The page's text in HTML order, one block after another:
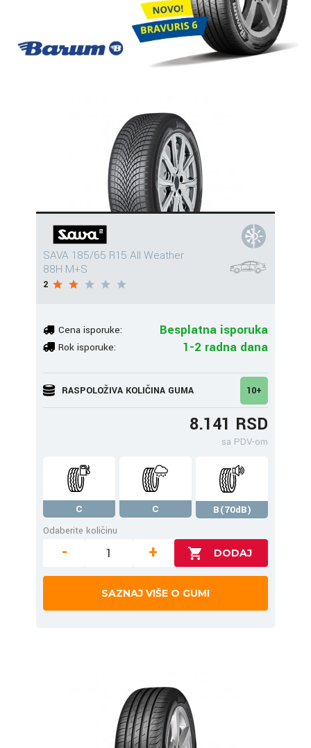
SAVA 185/65 R15 All Weather
88H M+S
2
Cena isporuke: Besplatna isporuka
Rok isporuke: 1-2 radna dana
RASPOLOŽIVA KOLIČINA GUMA 10+
8.141 RSD
sa PDV-om
C C
B(70dB)
Odaberite količinu
- +
SAZNAJ VIŠE O GUMI